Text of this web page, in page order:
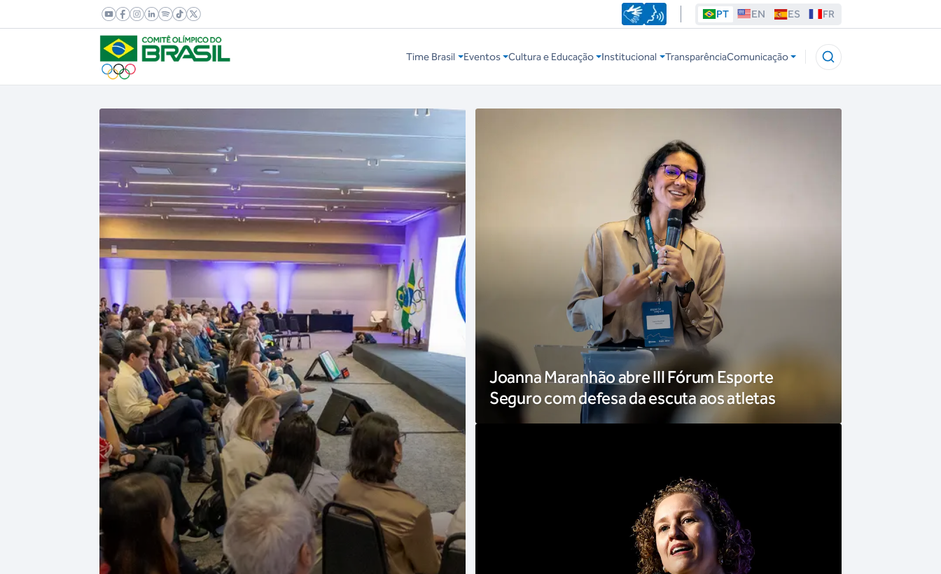
PT EN ES FR
Time Brasil Eventos Cultura e Educação Institucional TransparênciaComunicação
Joanna Maranhão abre III Fórum Esporte
Seguro com defesa da escuta aos atletas